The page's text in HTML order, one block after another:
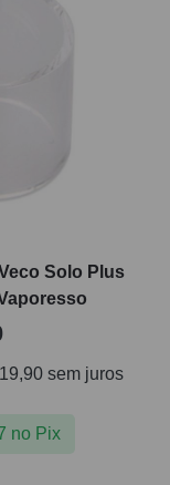
Solo Plus
19,90 sem juros
no Pix